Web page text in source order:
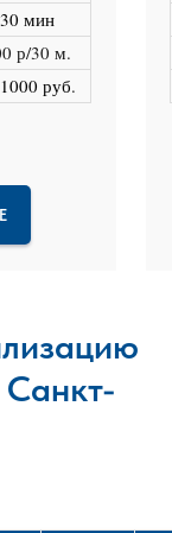
30 мин
р/30 м.
руб.